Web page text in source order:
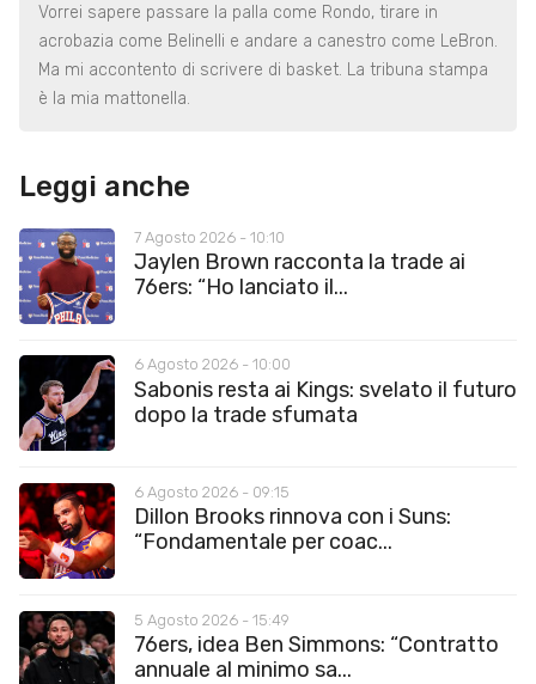
Vorrei sapere passare la palla come Rondo, tirare in
acrobazia come Belinelli e andare a canestro come LeBron.
Ma mi accontento di scrivere di basket. La tribuna stampa
è la mia mattonella.
Leggi anche
7 Agosto 2026 - 10:10
Jaylen Brown racconta la trade ai
76ers: “Ho lanciato il...
6 Agosto 2026 - 10:00
Sabonis resta ai Kings: svelato il futuro
dopo la trade sfumata
6 Agosto 2026 - 09:15
Dillon Brooks rinnova con i Suns:
“Fondamentale per coac...
5 Agosto 2026 - 15:49
76ers, idea Ben Simmons: “Contratto
annuale al minimo sa...